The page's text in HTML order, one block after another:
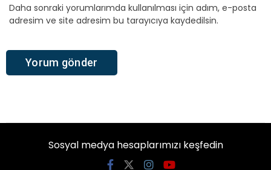
Daha sonraki yorumlarımda kullanılması için adım, e-posta
adresim ve site adresim bu tarayıcıya kaydedilsin.
Sosyal medya hesaplarımızı keşfedin